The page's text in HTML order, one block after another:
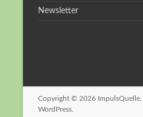
Newsletter
Copyright © 2026 ImpulsQuelle
WordPress